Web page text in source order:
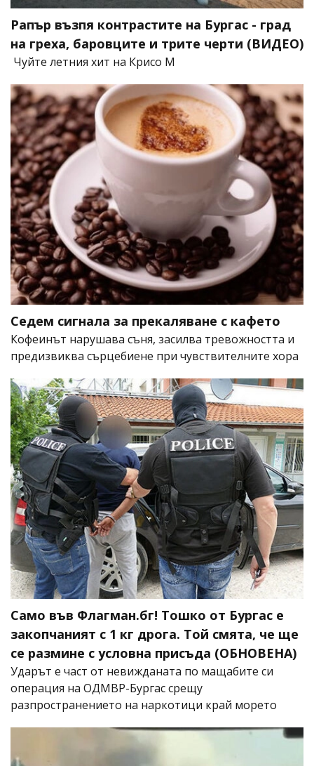
Рапър възпя контрастите на Бургас - град
на греха, баровците и трите черти (ВИДЕО)
Чуйте летния хит на Крисо М
Седем сигнала за прекаляване с кафето
Кофеинът нарушава съня, засилва тревожността и
предизвиква сърцебиене при чувствителните хора
Само във Флагман.бг! Тошко от Бургас е
закопчаният с 1 кг дрога. Той смята, че ще
се размине с условна присъда (ОБНОВЕНА)
Ударът е част от невижданата по мащабите си
операция на ОДМВР-Бургас срещу
разпространението на наркотици край морето